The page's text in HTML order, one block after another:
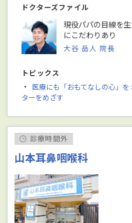
ドクターズファイル
現役パパの目線を
にこだわりあり
大谷 岳人 院長
トピックス
・ 医療にも「おもてなしの心」
ターをめざす
診療時間外
山本耳鼻咽喉科